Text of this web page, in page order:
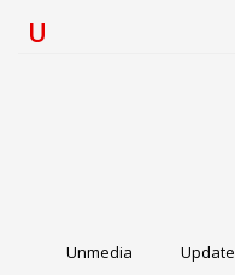
U
Unmedia Update